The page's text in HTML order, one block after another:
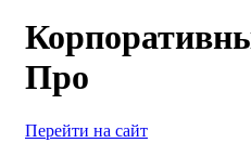
Про
Перейти на сайт